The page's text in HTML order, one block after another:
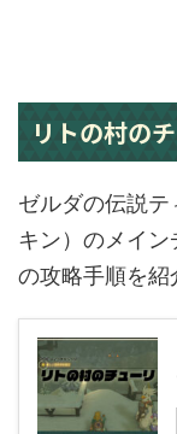
リトの村の
ゼルダの伝説
キン）のメイン
の攻略手順を紹